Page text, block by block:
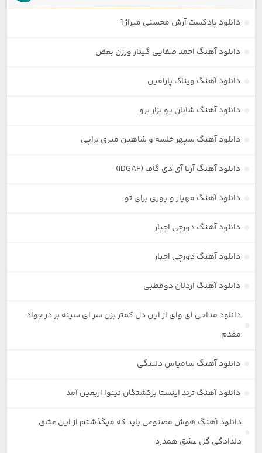
دانلود پادکست آرش محسنی میراژ 1
دانلود آهنگ احمد صفایی گیتار ورژن بعض
دانلود آهنگ ویناک پارافین
دانلود آهنگ شایان یو بزار برو
دانلود آهنگ سپهر خلسه و شاهین میری تراپی
دانلود آهنگ آرتا آی دی گاف (IDGAF)
دانلود آهنگ مهیار و پوری برای تو
دانلود آهنگ دورچی اجبار
دانلود آهنگ دورچی اجبار
دانلود آهنگ اردلان دوقطبی
دانلود مداحی ای وای از این دل کمتر بزن سر ای سینه بر در جواد
مقدم
دانلود آهنگ سامیاس دلتنگی
دانلود آهنگ ترند اینستا برکشتگان نینوا اربعین آمد
دانلود آهنگ هوش مصنوعی باید که میگذشتم از این عشق
دلدادگی گل عشق همدرد